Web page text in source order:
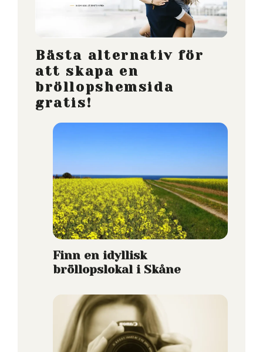
Bästa alternativ för
att skapa en
bröllopshemsida
gratis!
Finn en idyllisk
bröllopslokal i Skåne